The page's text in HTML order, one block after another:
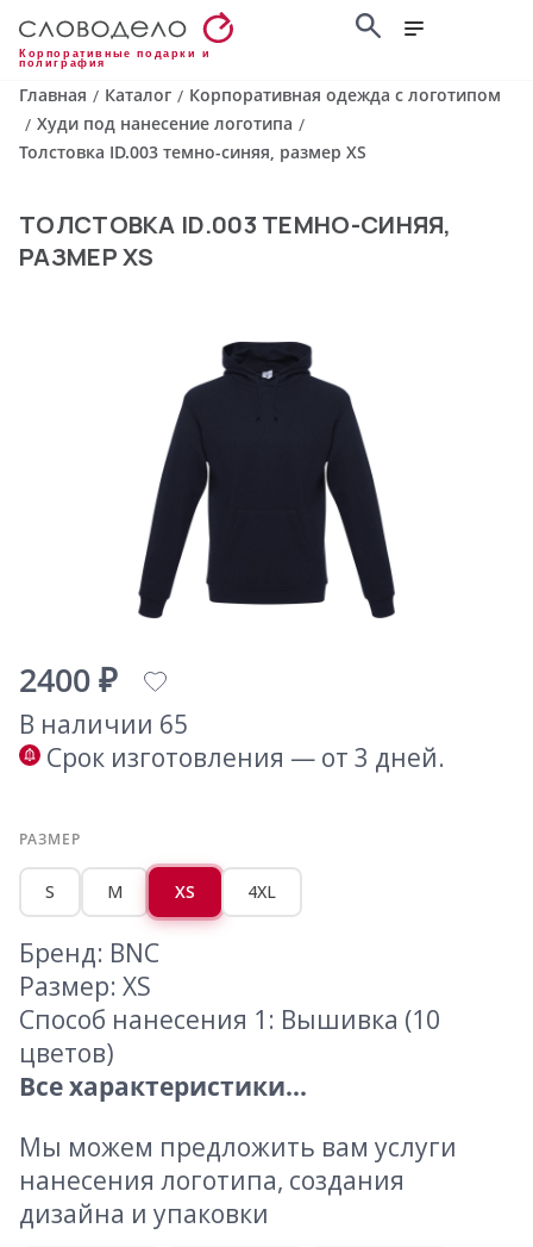
Корпоративные подарки и
полиграфия
Главная / Каталог / Корпоративная одежда с логотипом
/ Худи под нанесение логотипа /
Толстовка ID.003 темно-синяя, размер XS
ТОЛСТОВКА ID.003 ТЕМНО-СИНЯЯ,
РАЗМЕР XS
2400 ₽
В наличии 65
Срок изготовления — от 3 дней.
РАЗМЕР
S M XS 4XL
Бренд: BNC
Размер: XS
Способ нанесения 1: Вышивка (10
цветов)
Все характеристики...
Мы можем предложить вам услуги
нанесения логотипа, создания
дизайна и упаковки